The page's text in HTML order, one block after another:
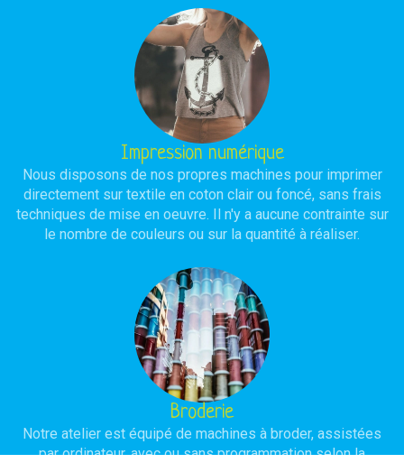
Impression numérique
Nous disposons de nos propres machines pour imprimer
directement sur textile en coton clair ou foncé, sans frais
techniques de mise en oeuvre. Il n'y a aucune contrainte sur
le nombre de couleurs ou sur la quantité à réaliser.
Broderie
Notre atelier est équipé de machines à broder, assistées
par ordinateur, avec ou sans programmation selon la